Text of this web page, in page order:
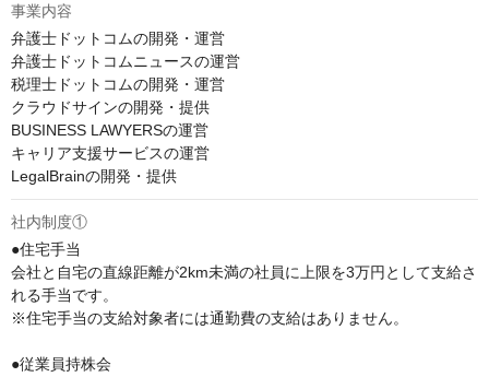
事業内容
弁護士ドットコムの開発・運営
弁護士ドットコムニュースの運営
税理士ドットコムの開発・運営
クラウドサインの開発・提供
BUSINESS LAWYERSの運営
キャリア支援サービスの運営
LegalBrainの開発・提供
社内制度①
●住宅手当
会社と自宅の直線距離が2km未満の社員に上限を3万円として支給さ
れる手当です。
※住宅手当の支給対象者には通勤費の支給はありません。
●従業員持株会